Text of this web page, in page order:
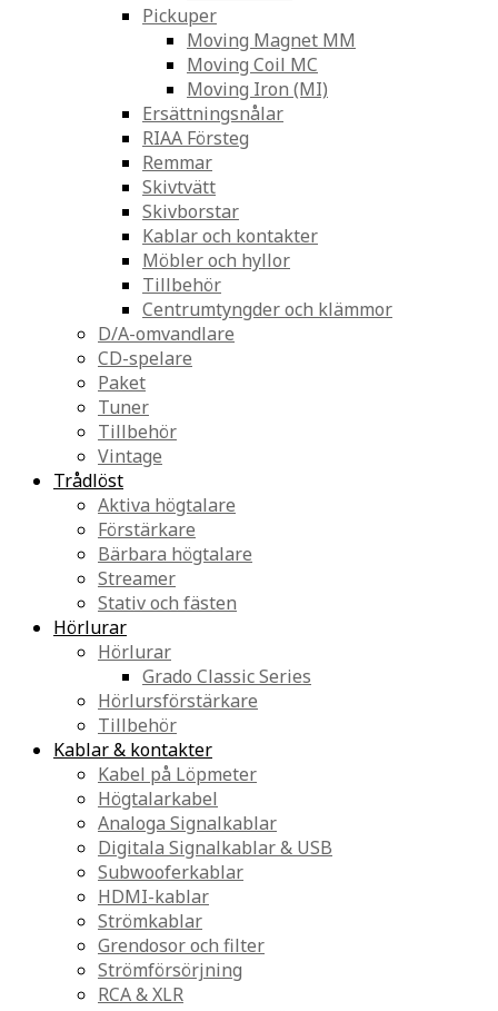
Pickuper
Moving Magnet MM
Moving Coil MC
Moving Iron (MI)
Ersättningsnålar
RIAA Försteg
Remmar
Skivtvätt
Skivborstar
Kablar och kontakter
Möbler och hyllor
Tillbehör
Centrumtyngder och klämmor
D/A-omvandlare
CD-spelare
Paket
Tuner
Tillbehör
Vintage
Trådlöst
Aktiva högtalare
Förstärkare
Bärbara högtalare
Streamer
Stativ och fästen
Hörlurar
Hörlurar
Grado Classic Series
Hörlursförstärkare
Tillbehör
Kablar & kontakter
Kabel på Löpmeter
Högtalarkabel
Analoga Signalkablar
Digitala Signalkablar & USB
Subwooferkablar
HDMI-kablar
Strömkablar
Grendosor och filter
Strömförsörjning
RCA & XLR